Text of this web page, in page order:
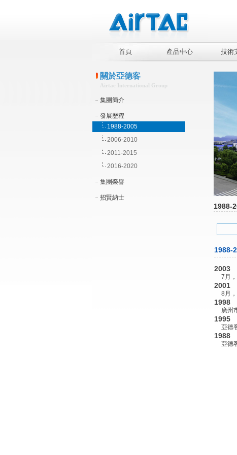
首頁 產品中心 技術
關於亞德客
Airtac International Group
集團簡介
發展歷程
1988-2005
2006-2010
2011-2015
2016-2020
集團榮譽
招賢納士
1988-
1988-
2003
7月
2001
8月
1998
廣州
1995
亞德
1988
亞德